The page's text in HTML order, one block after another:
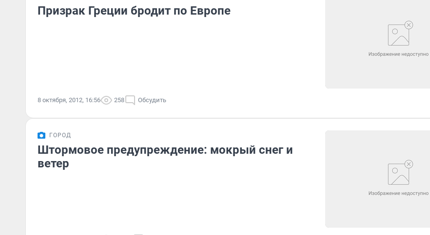
Призрак Греции бродит по Европе
8 октября, 2012, 16:56 258 Обсудить
ГОРОД
Штормовое предупреждение: мокрый снег и
ветер